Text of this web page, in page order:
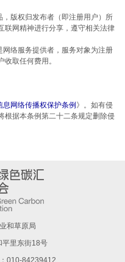
，版权归发布者（即注册用户）所
联网精神进行分享，遵守相关法律
络服务提供者，服务对象为注册
取任何费用。
息网络传播权保护条例 》。如有侵
根据本条例第二十二条规定删除侵
和草原局
平里东街18号
010-84239412